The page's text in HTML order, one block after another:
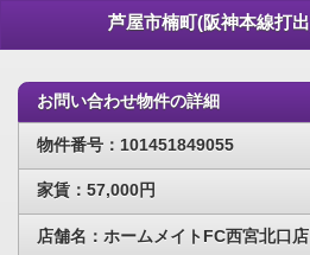
お問い合わせ物件の詳細
物件番号：101451849055
家賃：57,000円
店舗名：ホームメイトFC西宮北口店